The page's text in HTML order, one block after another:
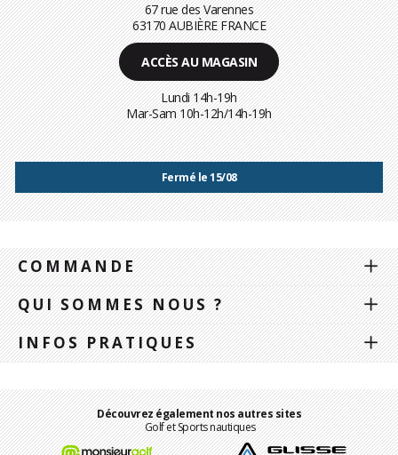
67 rue des Varennes
63170 AUBIÈRE FRANCE
ACCÈS AU MAGASIN
Lundi 14h-19h
Mar-Sam 10h-12h/14h-19h
Fermé le 15/08
COMMANDE
QUI SOMMES NOUS ?
INFOS PRATIQUES
Découvrez également nos autres sites
Golf et Sports nautiques